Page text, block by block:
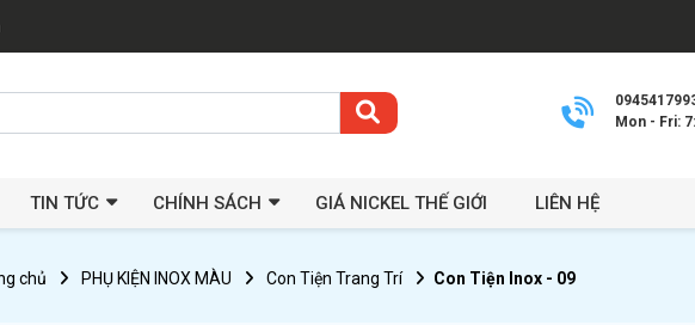
Mon - Fri:
TIN TỨC CHÍNH SÁCH GIÁ NICKEL THẾ GIỚI LIÊN HỆ
chủ PHỤ KIỆN INOX MÀU Con Tiện Trang Trí Con Tiện Inox - 09